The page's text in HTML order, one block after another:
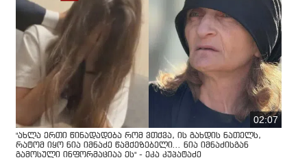
02:07
"ახლა ერთი წინადადება რომ ვთქვა, ის გახდის ნათელს,
რატომ იყო ნია იმნაძე წამქეზებელი... ნია იმნაძისგან
გამოსული ინფორმაციაა ეს" - ეკა კუპატაძე